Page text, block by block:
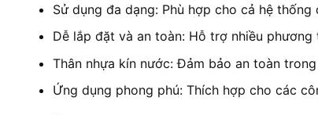
Sử dụng đa dạng: Phù hợp cho cả hệ
Dễ lắp đặt và an toàn: Hỗ trợ nhiều
Thân nhựa kín nước: Đảm bảo an toàn
Ứng dụng phong phú: Thích hợp cho các